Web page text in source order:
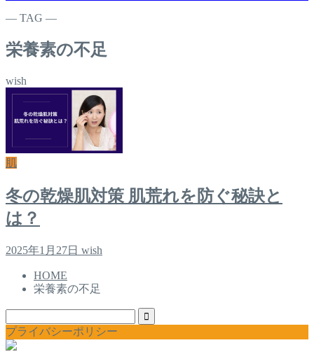
― TAG ―
栄養素の不足
wish
肌
冬の乾燥肌対策 肌荒れを防ぐ秘訣と
は？
2025年1月27日 wish
HOME
栄養素の不足
プライバシーポリシー